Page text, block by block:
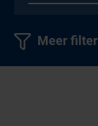
Meer